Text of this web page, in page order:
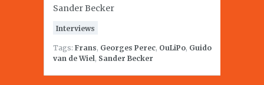
Sander Becker
Interviews
Tags: Frans, Georges Perec, OuLiPo, Guido
van de Wiel, Sander Becker